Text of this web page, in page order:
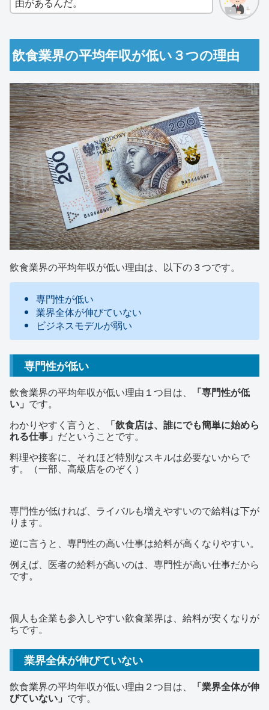
飲食業界の平均年収が低い３つの理由
飲食業界の平均年収が低い理由は、以下の３つです。
専門性が低い
業界全体が伸びていない
ビジネスモデルが弱い
専門性が低い
飲食業界の平均年収が低い理由１つ目は、
「専門性が低
い」 です。
わかりやすく言うと、
「飲食店は、誰にでも簡単に始めら
れる仕事」 だということです。
料理や接客に、それほど特別なスキルは必要ないからで
す。（一部、高級店をのぞく）
専門性が低ければ、ライバルも増えやすいので給料は下が
ります。
逆に言うと、専門性の高い仕事は給料が高くなりやすい。
例えば、医者の給料が高いのは、専門性が高い仕事だから
です。
個人も企業も参入しやすい飲食業界は、給料が安くなりが
ちです。
業界全体が伸びていない
飲食業界の平均年収が低い理由２つ目は、
「業界全体が伸
びていない」 です。